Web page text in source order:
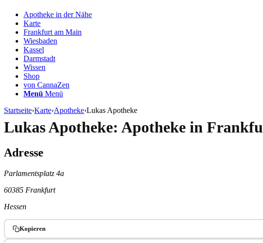
Apotheke in der Nähe
Karte
Frankfurt am Main
Wiesbaden
Kassel
Darmstadt
Wissen
Shop
von CannaZen
Menü Menü
Startseite›Karte›Apotheke›Lukas Apotheke
Lukas Apotheke: Apotheke in
Adresse
Parlamentsplatz 4a
60385 Frankfurt
Hessen
Kopieren